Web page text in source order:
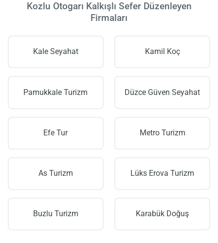
Kozlu Otogarı Kalkışlı Sefer Düzenleyen
Firmaları
Kale Seyahat Kamil Koç
Pamukkale Turizm Düzce Güven Seyahat
Efe Tur Metro Turizm
As Turizm Lüks Erova Turizm
Buzlu Turizm Karabük Doğuş